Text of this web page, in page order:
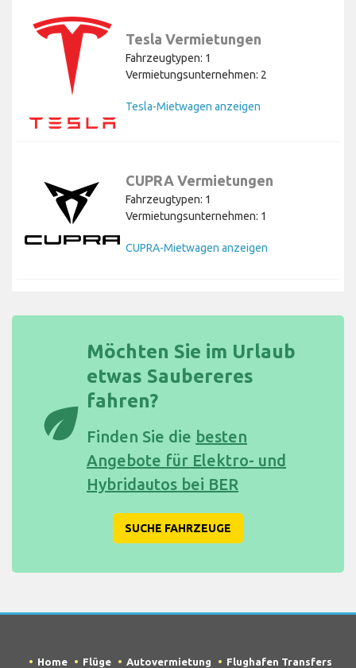
Tesla Vermietungen
Fahrzeugtypen: 1
Vermietungsunternehmen: 2
Tesla-Mietwagen anzeigen
CUPRA Vermietungen
Fahrzeugtypen: 1
Vermietungsunternehmen: 1
CUPRA-Mietwagen anzeigen
eco
Möchten Sie im Urlaub
etwas Saubereres
fahren?
Finden Sie die besten
Angebote für Elektro- und
Hybridautos bei BER
SUCHE FAHRZEUGE
Home Flüge Autovermietung Flughafen Transfers